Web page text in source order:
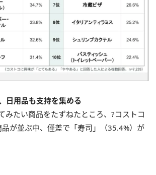
日用品も支持を集める
みたい商品をたずねたところ、?コストコ
品が並ぶ中、僅差で「寿司」（35.4%）が